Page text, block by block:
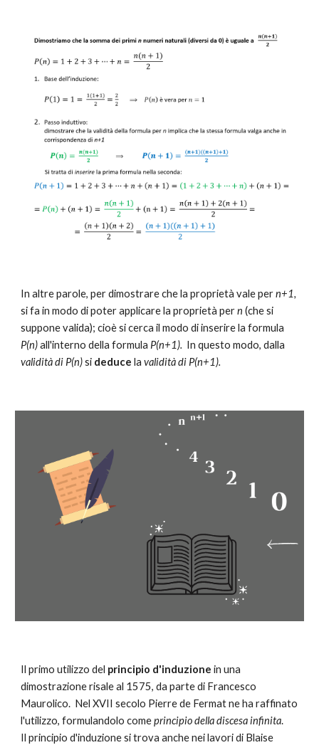
In altre parole, per dimostrare che la proprietà vale per
si fa in modo di poter applicare la proprietà per n (che si
P(n) all'interno della formula P(n+1).
validità di P(n) si deduce la validità di P(n+1).
Il primo utilizzo del principio d'induzione in una
dimostrazione risale al 1575, da parte di Francesco
Maurolico.  Nel XVII secolo Pierre de Fermat ne ha raffinato
l'utilizzo, formulandolo come principio della discesa infinita.
Il principio d'induzione si trova anche nei lavori di Blaise